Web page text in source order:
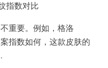
指数对比
重要。例如，格洛
指数如何，这款皮肤的